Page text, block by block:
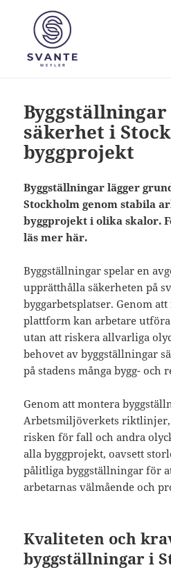
Byggställningar
säkerhet i
byggprojekt
Byggställningar lägger
Stockholm genom stabila
byggprojekt i olika skalor.
läs mer här.
Byggställningar spelar en
upprätthålla säkerheten på
byggarbetsplatser. Genom
plattform kan arbetare
utan att riskera allvarliga
behovet av byggställningar
på stadens många bygg- och
Genom att montera
Arbetsmiljöverkets
risken för fall och andra
alla byggprojekt, oavsett
pålitliga byggställningar för
arbetarnas välmående och
Kvaliteten och
byggställningar i